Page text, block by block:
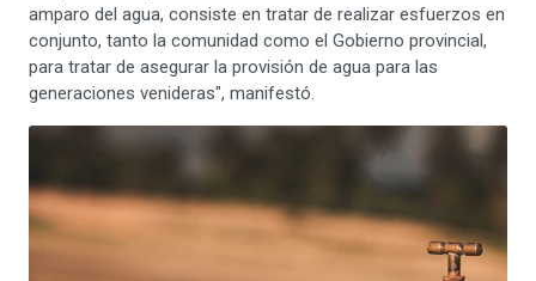
amparo del agua, consiste en tratar de realizar esfuerzos en
conjunto, tanto la comunidad como el Gobierno provincial,
para tratar de asegurar la provisión de agua para las
generaciones venideras", manifestó.